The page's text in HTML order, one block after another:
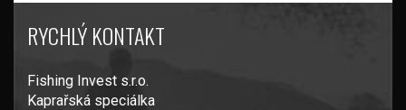
RYCHLÝ KONTAKT
Fishing Invest s.r.o.
Kaprařská speciálka